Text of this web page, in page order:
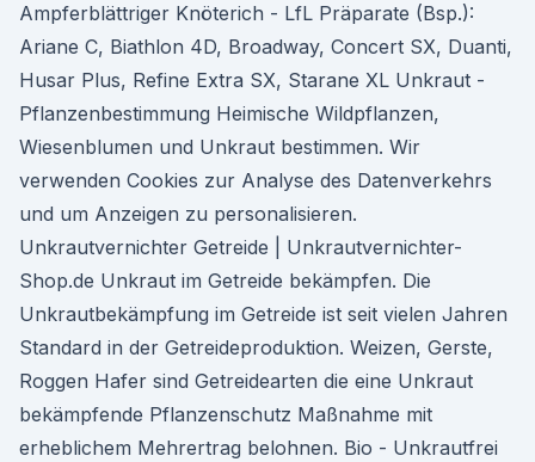
Ampferblättriger Knöterich - LfL Präparate (Bsp.):
Ariane C, Biathlon 4D, Broadway, Concert SX, Duanti,
Husar Plus, Refine Extra SX, Starane XL Unkraut -
Pflanzenbestimmung Heimische Wildpflanzen,
Wiesenblumen und Unkraut bestimmen. Wir
verwenden Cookies zur Analyse des Datenverkehrs
und um Anzeigen zu personalisieren.
Unkrautvernichter Getreide | Unkrautvernichter-
Shop.de Unkraut im Getreide bekämpfen. Die
Unkrautbekämpfung im Getreide ist seit vielen Jahren
Standard in der Getreideproduktion. Weizen, Gerste,
Roggen Hafer sind Getreidearten die eine Unkraut
bekämpfende Pflanzenschutz Maßnahme mit
erheblichem Mehrertrag belohnen. Bio - Unkrautfrei